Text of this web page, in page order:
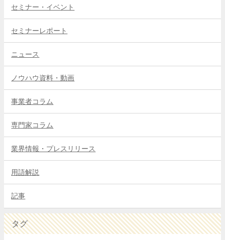
セミナー・イベント
セミナーレポート
ニュース
ノウハウ資料・動画
事業者コラム
専門家コラム
業界情報・プレスリリース
用語解説
記事
タグ